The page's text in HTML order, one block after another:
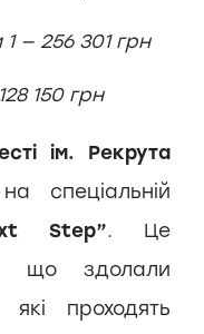
— 256 301 грн
150 грн
ім. Рекрута
спеціальній
Step”. Це
що здолали
які проходять